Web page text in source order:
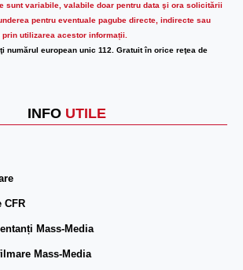
sunt variabile, valabile doar pentru data şi ora solicitării
pentru eventuale pagube directe, indirecte sau
utilizarea acestor informații.
numărul european unic 112. Gratuit în orice reţea de
INFO UTILE
Mass-Media
Mass-Media